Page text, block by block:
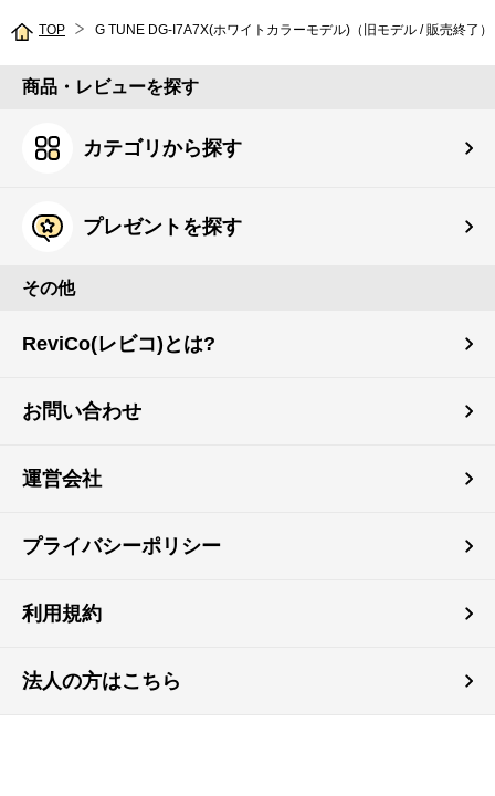
TOP G TUNE DG-I7A7X(ホワイトカラーモデル)（旧モデル / 販売終了）
商品・レビューを探す
カテゴリから探す
プレゼントを探す
その他
ReviCo(レビコ)とは?
お問い合わせ
運営会社
プライバシーポリシー
利用規約
法人の方はこちら